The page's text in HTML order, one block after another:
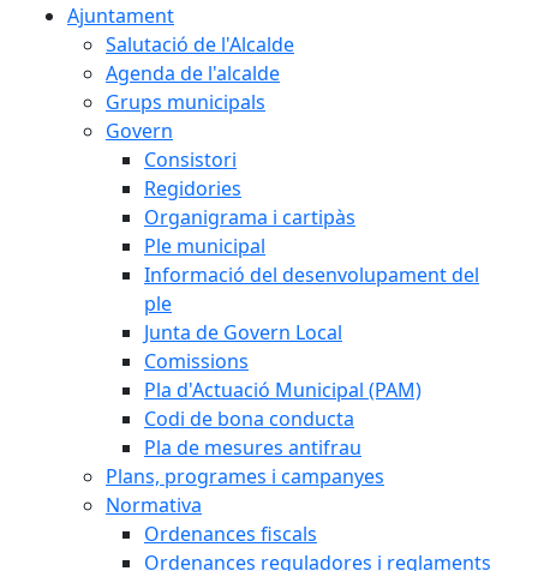
Ajuntament
Salutació de l'Alcalde
Agenda de l'alcalde
Grups municipals
Govern
Consistori
Regidories
Organigrama i cartipàs
Ple municipal
Informació del desenvolupament del
ple
Junta de Govern Local
Comissions
Pla d'Actuació Municipal (PAM)
Codi de bona conducta
Pla de mesures antifrau
Plans, programes i campanyes
Normativa
Ordenances fiscals
Ordenances reguladores i reglaments